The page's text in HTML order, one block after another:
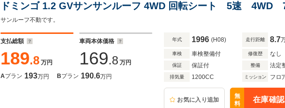
ドミンゴ 1.2 GVサンサンルーフ 4WD 回転シート 5速 4WD
サンルーフ不動です。
支払総額
189.8 万円
車両本体価格
169.8 万円
Aプラン 193万円 Bプラン 190.6万円
年式 1996 (H08) 走行距離 8.7
車検 車検整備付 修復歴 なし
保証 保証付 整備 法定
排気量 1200CC ミッション フロ
お気に入り追加
無
料
在庫確